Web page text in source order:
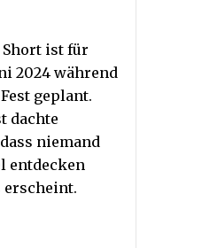
Short ist für
2024 während
geplant.
dachte
niemand
entdecken
erscheint.